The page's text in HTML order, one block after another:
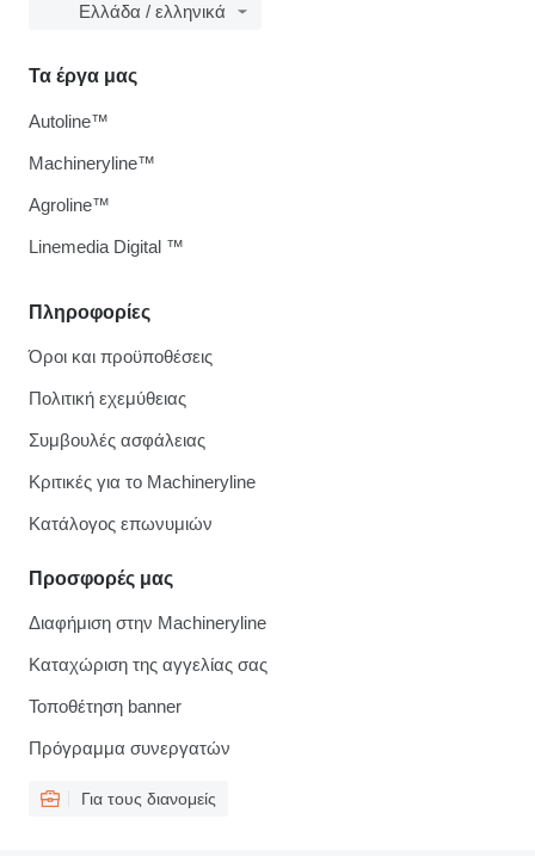
Ελλάδα / ελληνικά
Πληροφορίες
Όροι και προϋποθέσεις
Πολιτική εχεμύθειας
Συμβουλές ασφάλειας
Κριτικές για το Machineryline
Κατάλογος επωνυμιών
Προσφορές μας
Διαφήμιση στην Machineryline
Καταχώριση της αγγελίας σας
Τοποθέτηση banner
Πρόγραμμα συνεργατών
Για τους διανομείς
Τα έργα μας
Autoline™
Machineryline™
Agroline™
Linemedia Digital ™